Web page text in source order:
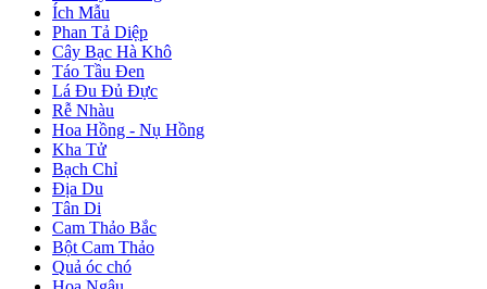
Ích Mẫu
Phan Tả Diệp
Cây Bạc Hà Khô
Táo Tầu Đen
Lá Đu Đủ Đực
Rễ Nhàu
Hoa Hồng - Nụ Hồng
Kha Tử
Bạch Chỉ
Địa Du
Tân Di
Cam Thảo Bắc
Bột Cam Thảo
Quả óc chó